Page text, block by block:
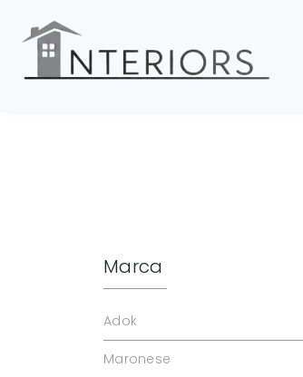
Marca
Adok
Maronese